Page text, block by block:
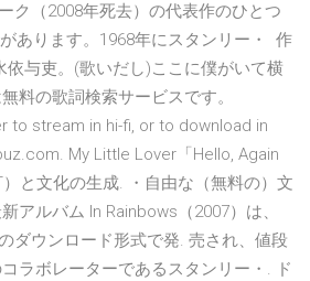
ク（2008年死去）の代表作のひとつ
あります。1968年にスタンリー・ 作
依与吏。(歌いだし)ここに僕がいて横
料の歌詞検索サービスです。
to stream in hi-fi, or to download in
My Little Lover「Hello, Again
と文化の生成. ・自由な（無料の）文
アルバム In Rainbows（2007）は、
ダウンロード形式で発. 売され、値段
ラボレーターであるスタンリー・. ド